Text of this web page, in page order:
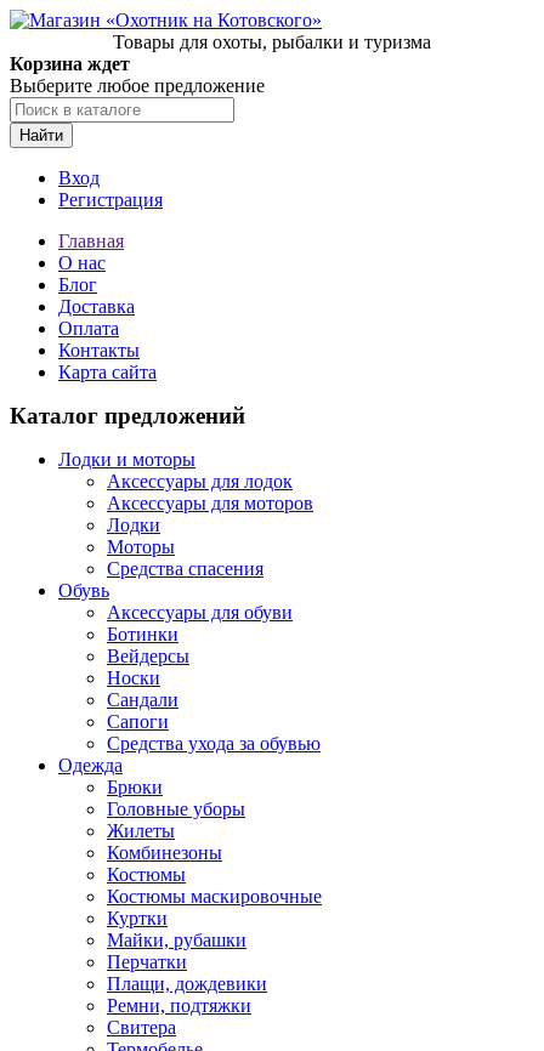
Товары для охоты, рыбалки и туризма
Корзина ждет
Выберите любое предложение
Найти
Вход
Регистрация
Главная
О нас
Блог
Доставка
Оплата
Контакты
Карта сайта
Каталог предложений
Лодки и моторы
Аксессуары для лодок
Аксессуары для моторов
Лодки
Моторы
Средства спасения
Обувь
Аксессуары для обуви
Ботинки
Вейдерсы
Носки
Сандали
Сапоги
Средства ухода за обувью
Одежда
Брюки
Головные уборы
Жилеты
Комбинезоны
Костюмы
Костюмы маскировочные
Куртки
Майки, рубашки
Перчатки
Плащи, дождевики
Ремни, подтяжки
Свитера